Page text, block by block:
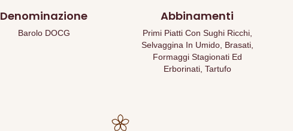
Denominazione
Barolo DOCG
Abbinamenti
Primi Piatti Con Sughi Ricchi,
Selvaggina In Umido, Brasati,
Formaggi Stagionati Ed
Erborinati, Tartufo